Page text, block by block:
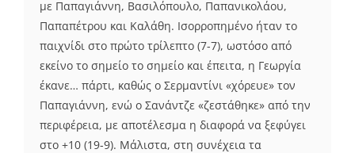
με Παπαγιάννη, Βασιλόπουλο, Παπανικολάου,
Παπαπέτρου και Καλάθη. Ισορροπημένο ήταν το
παιχνίδι στο πρώτο τρίλεπτο (7-7), ωστόσο από
εκείνο το σημείο το σημείο και έπειτα, η Γεωργία
έκανε… πάρτι, καθώς ο Σερμαντίνι «χόρευε» τον
Παπαγιάννη, ενώ ο Σανάντζε «ζεστάθηκε» από την
περιφέρεια, με αποτέλεσμα η διαφορά να ξεφύγει
στο +10 (19-9). Μάλιστα, στη συνέχεια τα